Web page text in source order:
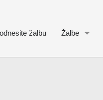
žalbu Žalbe